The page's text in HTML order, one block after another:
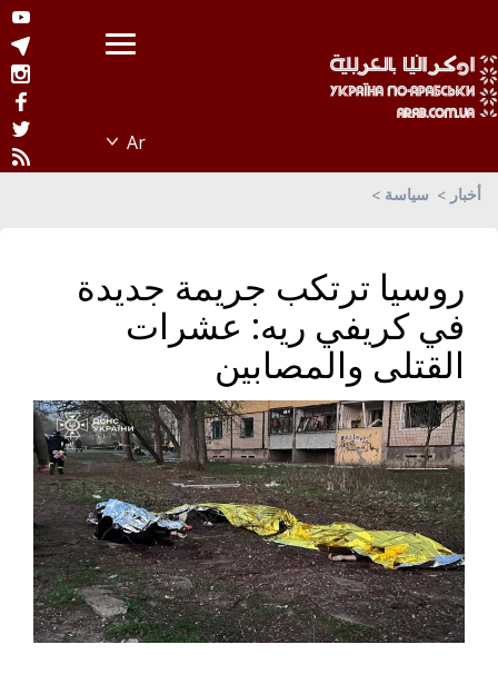
أخبار سياسة
روسيا ترتكب جريمة جديدة
في كريفي ريه: عشرات
القتلى والمصابين